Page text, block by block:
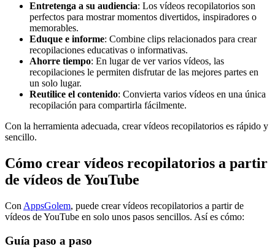
Entretenga a su audiencia: Los vídeos recopilatorios son
perfectos para mostrar momentos divertidos, inspiradores o
memorables.
Eduque e informe: Combine clips relacionados para crear
recopilaciones educativas o informativas.
Ahorre tiempo: En lugar de ver varios vídeos, las
recopilaciones le permiten disfrutar de las mejores partes en
un solo lugar.
Reutilice el contenido: Convierta varios vídeos en una única
recopilación para compartirla fácilmente.
Con la herramienta adecuada, crear vídeos recopilatorios es rápido y
sencillo.
Cómo crear vídeos recopilatorios a partir
de vídeos de YouTube
Con AppsGolem, puede crear vídeos recopilatorios a partir de
vídeos de YouTube en solo unos pasos sencillos. Así es cómo:
Guía paso a paso